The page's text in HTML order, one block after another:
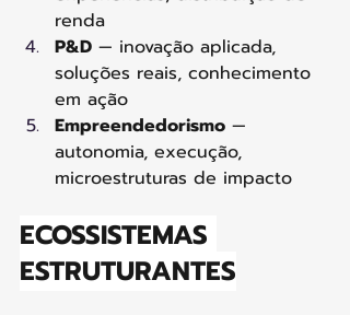
renda
P&D — inovação aplicada,
soluções reais, conhecimento
em ação
Empreendedorismo —
autonomia, execução,
microestruturas de impacto
ECOSSISTEMAS
ESTRUTURANTES